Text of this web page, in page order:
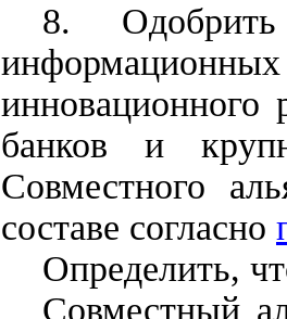
8.
инновационного
банков и
Совместного
составе согласно
Определить,
Совместный